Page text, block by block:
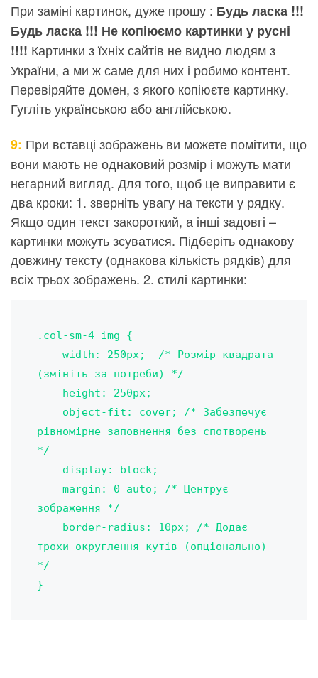
При заміні картинок, дуже прошу : Будь ласка !!!
Будь ласка !!! Не копіюємо картинки у русні
!!!! Картинки з їхніх сайтів не видно людям з
України, а ми ж саме для них і робимо контент.
Перевіряйте домен, з якого копіюєте картинку.
Гугліть українською або англійською.
9: При вставці зображень ви можете помітити, що
вони мають не однаковий розмір і можуть мати
негарний вигляд. Для того, щоб це виправити є
два кроки: 1. зверніть увагу на тексти у рядку.
Якщо один текст закороткий, а інші задовгі –
картинки можуть зсуватися. Підберіть однакову
довжину тексту (однакова кількість рядків) для
всіх трьох зображень. 2. стилі картинки:
.col-sm-4 img {
(змініть за потреби) */
рівномірне заповнення без спотворень
*/
зображення */
трохи округлення кутів (опціонально)
*/
}